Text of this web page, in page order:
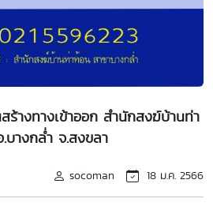
างทางเข้าออก สำนักสงฆ์บ้านท่า
บางกล่ำ จ.สงขลา
socoman 18 ม.ค. 2566